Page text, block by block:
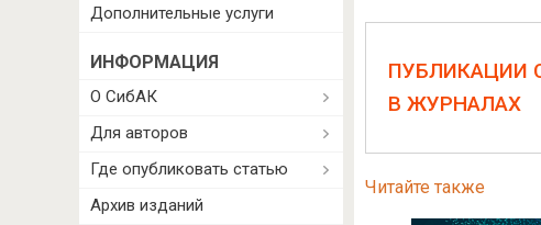
ПУБЛИКАЦИИ
В ЖУРНАЛАХ
Читайте также
Дополнительные услуги
ИНФОРМАЦИЯ
О СибАК
Для авторов
Где опубликовать статью
Архив изданий